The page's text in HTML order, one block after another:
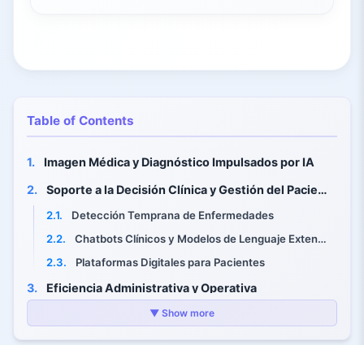
Table of Contents
1.
Imagen Médica y Diagnóstico Impulsados por IA
2.
Soporte a la Decisión Clínica y Gestión del Paciente
2.1.
Detección Temprana de Enfermedades
2.2.
Chatbots Clínicos y Modelos de Lenguaje Extensos (LLMs)
2.3.
Plataformas Digitales para Pacientes
3. Eficiencia Administrativa y Operativa
Dragon Medical One
3.2. Herramientas de IA de Google
▼ Show more